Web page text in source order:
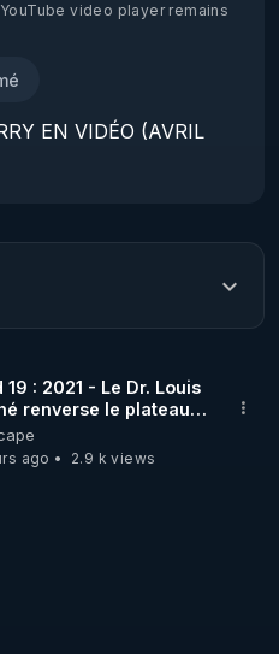
video player remains
EN VIDÉO (AVRIL
que vous avez
19 : 2021 - Le Dr. Louis
renverse le plateau
!
ago
2.9 k views